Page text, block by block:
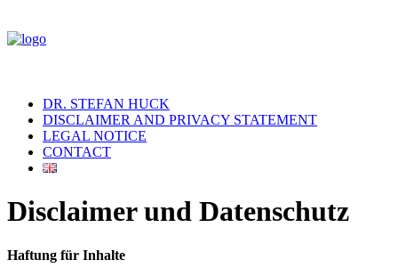
DR. STEFAN HUCK
DISCLAIMER AND PRIVACY STATEMENT
LEGAL NOTICE
CONTACT
Disclaimer und Datenschutz
Haftung für Inhalte